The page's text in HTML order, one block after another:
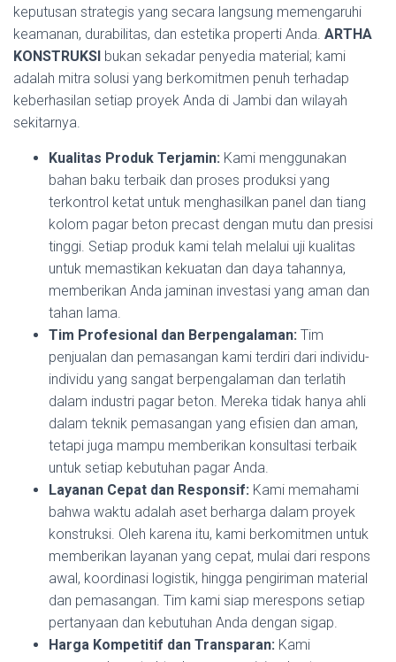
keputusan strategis yang secara langsung memengaruhi
keamanan, durabilitas, dan estetika properti Anda. ARTHA
KONSTRUKSI bukan sekadar penyedia material; kami
adalah mitra solusi yang berkomitmen penuh terhadap
keberhasilan setiap proyek Anda di Jambi dan wilayah
sekitarnya.
Kualitas Produk Terjamin: Kami menggunakan
bahan baku terbaik dan proses produksi yang
terkontrol ketat untuk menghasilkan panel dan tiang
kolom pagar beton precast dengan mutu dan presisi
tinggi. Setiap produk kami telah melalui uji kualitas
untuk memastikan kekuatan dan daya tahannya,
memberikan Anda jaminan investasi yang aman dan
tahan lama.
Tim Profesional dan Berpengalaman: Tim
penjualan dan pemasangan kami terdiri dari individu-
individu yang sangat berpengalaman dan terlatih
dalam industri pagar beton. Mereka tidak hanya ahli
dalam teknik pemasangan yang efisien dan aman,
tetapi juga mampu memberikan konsultasi terbaik
untuk setiap kebutuhan pagar Anda.
Layanan Cepat dan Responsif: Kami memahami
bahwa waktu adalah aset berharga dalam proyek
konstruksi. Oleh karena itu, kami berkomitmen untuk
memberikan layanan yang cepat, mulai dari respons
awal, koordinasi logistik, hingga pengiriman material
dan pemasangan. Tim kami siap merespons setiap
pertanyaan dan kebutuhan Anda dengan sigap.
Harga Kompetitif dan Transparan: Kami